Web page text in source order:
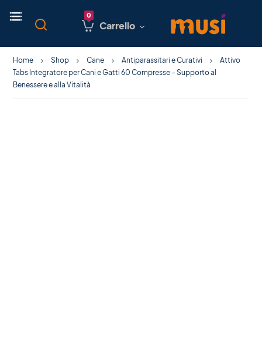
Carrello
Home Shop Cane Antiparassitari e Curativi
Attivo
Tabs Integratore per Cani e Gatti 60 Compresse – Supporto al
Benessere e alla Vitalità